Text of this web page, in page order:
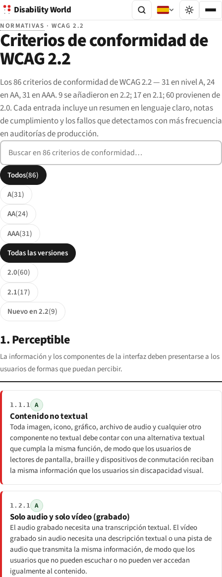
Disability World
NORMATIVAS · WCAG 2.2
Criterios de conformidad de
WCAG 2.2
Los 86 criterios de conformidad de WCAG 2.2 — 31 en nivel A, 24
en AA, 31 en AAA. 9 se añadieron en 2.2; 17 en 2.1; 60 provienen de
2.0. Cada entrada incluye un resumen en lenguaje claro, notas
de cumplimiento y los fallos que detectamos con más frecuencia
en auditorías de producción.
Buscar criterios de conformidad
Filtrar por nivel de conformidad
Todos(86)
A(31)
AA(24)
AAA(31)
Filtrar por versión de WCAG
Todas las versiones
2.0(60)
2.1(17)
Nuevo en 2.2(9)
1. Perceptible
La información y los componentes de la interfaz deben presentarse a los
usuarios de formas que puedan percibir.
1.1.1 A
Contenido no textual
Toda imagen, icono, gráfico, archivo de audio y cualquier otro
componente no textual debe contar con una alternativa textual
que cumpla la misma función, de modo que los usuarios de
lectores de pantalla, braille y dispositivos de conmutación reciban
la misma información que los usuarios sin discapacidad visual.
1.2.1 A
Solo audio y solo vídeo (grabado)
El audio grabado necesita una transcripción textual. El vídeo
grabado sin audio necesita una descripción textual o una pista de
audio que transmita la misma información, de modo que los
usuarios que no pueden escuchar o no pueden ver accedan
igualmente al contenido.